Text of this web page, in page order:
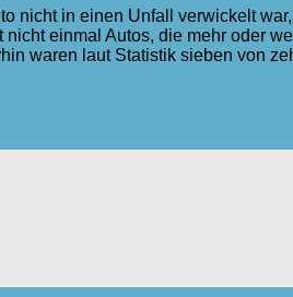
nicht in einen Unfall verwickelt
einmal Autos, die mehr oder
waren laut Statistik sieben von